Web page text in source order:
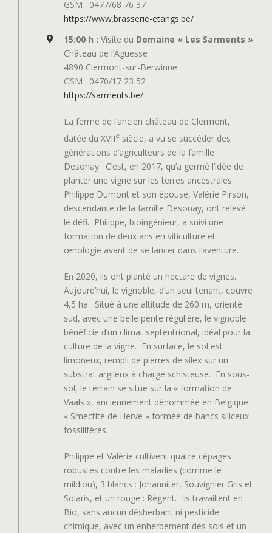
GSM : 0477/68 76 37
https://www.brasserie-etangs.be/
15:00 h : Visite du Domaine « Les Sarments »
Château de l’Aguesse
4890 Clermont-sur-Berwinne
GSM : 0470/17 23 52
https://sarments.be/
La ferme de l’ancien château de Clermont,
datée du XVIIesiècle, a vu se succéder des
générations d’agriculteurs de la famille
Desonay. C’est, en 2017, qu’a germé l’idée de
planter une vigne sur les terres ancestrales.
Philippe Dumont et son épouse, Valérie Pirson,
descendante de la famille Desonay, ont relevé
le défi. Philippe, bioingénieur, a suivi une
formation de deux ans en viticulture et
œnologie avant de se lancer dans l’aventure.
En 2020, ils ont planté un hectare de vignes.
Aujourd’hui, le vignoble, d’un seul tenant, couvre
4,5 ha. Situé à une altitude de 260 m, orienté
sud, avec une belle pente régulière, le vignoble
bénéficie d’un climat septentrional, idéal pour la
culture de la vigne. En surface, le sol est
limoneux, rempli de pierres de silex sur un
substrat argileux à charge schisteuse. En sous-
sol, le terrain se situe sur la « formation de
Vaals », anciennement dénommée en Belgique
« Smectite de Herve » formée de bancs siliceux
fossilifères.
Philippe et Valérie cultivent quatre cépages
robustes contre les maladies (comme le
mildiou), 3 blancs : Johanniter, Souvignier Gris et
Solaris, et un rouge : Régent. Ils travaillent en
Bio, sans aucun désherbant ni pesticide
chimique, avec un enherbement des sols et un